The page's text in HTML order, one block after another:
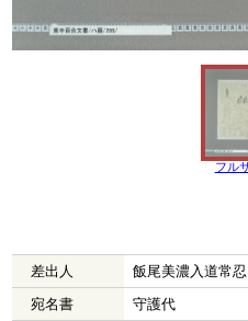
フル
差出人
飯尾美濃入道常
宛名書
守護代